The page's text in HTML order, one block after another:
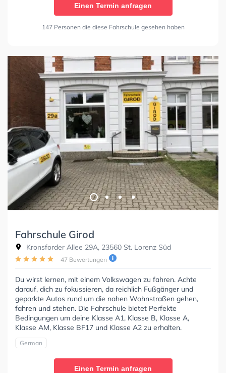
Einen Termin anfragen
147 Personen die diese Fahrschule gesehen haben
Fahrschule Girod
Kronsforder Allee 29A, 23560 St. Lorenz Süd
47 Bewertungen
Du wirst lernen, mit einem Volkswagen zu fahren. Achte
darauf, dich zu fokussieren, da reichlich Fußgänger und
geparkte Autos rund um die nahen Wohnstraßen gehen,
fahren und stehen. Die Fahrschule bietet Perfekte
Bedingungen um deine Klasse A1, Klasse B, Klasse A,
Klasse AM, Klasse BF17 und Klasse A2 zu erhalten.
German
Einen Termin anfragen